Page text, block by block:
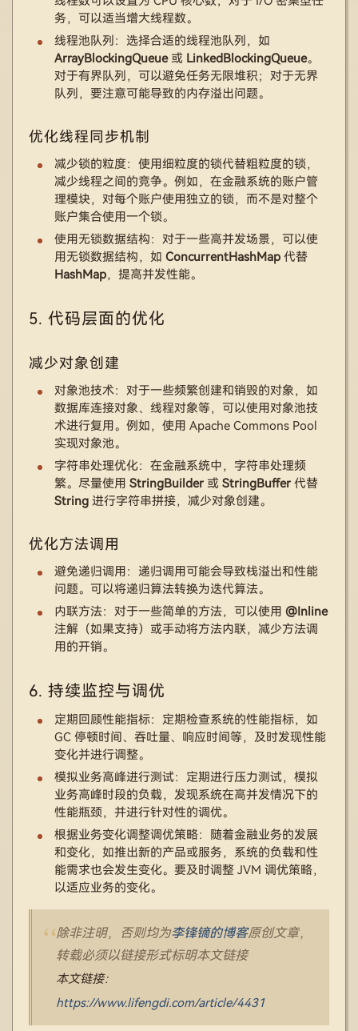
务，可以适当增大线程数。
线程池队列：选择合适的线程池队列，如
ArrayBlockingQueue或 LinkedBlockingQueue。
对于有界队列，可以避免任务无限堆积；对于无界
队列，要注意可能导致的内存溢出问题。
优化线程同步机制
减少锁的粒度：使用细粒度的锁代替粗粒度的锁，
减少线程之间的竞争。例如，在金融系统的账户管
理模块，对每个账户使用独立的锁，而不是对整个
账户集合使用一个锁。
使用无锁数据结构：对于一些高并发场景，可以使
用无锁数据结构，如 ConcurrentHashMap代替
HashMap，提高并发性能。
5. 代码层面的优化
减少对象创建
对象池技术：对于一些频繁创建和销毁的对象，如
数据库连接对象、线程对象等，可以使用对象池技
术进行复用。例如，使用 Apache Commons Pool
实现对象池。
字符串处理优化：在金融系统中，字符串处理频
繁。尽量使用 StringBuilder或 StringBuffer代替
String进行字符串拼接，减少对象创建。
优化方法调用
避免递归调用：递归调用可能会导致栈溢出和性能
问题。可以将递归算法转换为迭代算法。
内联方法：对于一些简单的方法，可以使用 @Inline
注解（如果支持）或手动将方法内联，减少方法调
用的开销。
6. 持续监控与调优
定期回顾性能指标：定期检查系统的性能指标，如
GC 停顿时间、吞吐量、响应时间等，及时发现性能
变化并进行调整。
模拟业务高峰进行测试：定期进行压力测试，模拟
业务高峰时段的负载，发现系统在高并发情况下的
性能瓶颈，并进行针对性的调优。
根据业务变化调整调优策略：随着金融业务的发展
和变化，如推出新的产品或服务，系统的负载和性
能需求也会发生变化。要及时调整 JVM 调优策略，
以适应业务的变化。
除非注明，否则均为李锋镝的博客原创文章，
转载必须以链接形式标明本文链接
本文链接：
https://www.lifengdi.com/article/4431